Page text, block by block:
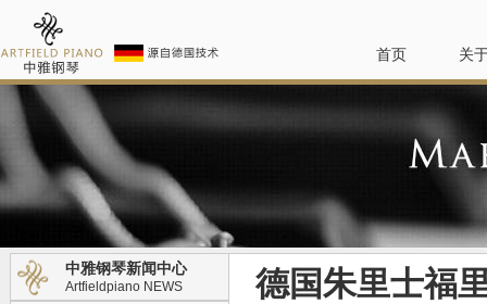
首页 关
中雅钢琴新闻中心
Artfieldpiano NEWS 德国朱里士福